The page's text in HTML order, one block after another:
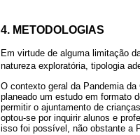
4. METODOLOGIAS
Em virtude de alguma limitação
natureza exploratória, tipologia
O contexto geral da Pandemia
planeado um estudo em formato
permitir o ajuntamento de
optou-se por inquirir alunos e
isso foi possível, não obstante a